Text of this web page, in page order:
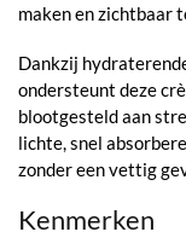
maken en zichtbaar
Dankzij
ondersteunt deze
blootgesteld aan
lichte, snel
zonder een vettig
Kenmerken